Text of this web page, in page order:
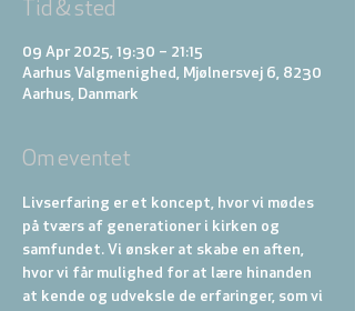
Tid & sted
09 Apr 2025, 19:30 – 21:15
Aarhus Valgmenighed, Mjølnersvej 6, 8230
Aarhus, Danmark
Om eventet
Livserfaring er et koncept, hvor vi mødes
på tværs af generationer i kirken og
samfundet. Vi ønsker at skabe en aften,
hvor vi får mulighed for at lære hinanden
at kende og udveksle de erfaringer, som vi